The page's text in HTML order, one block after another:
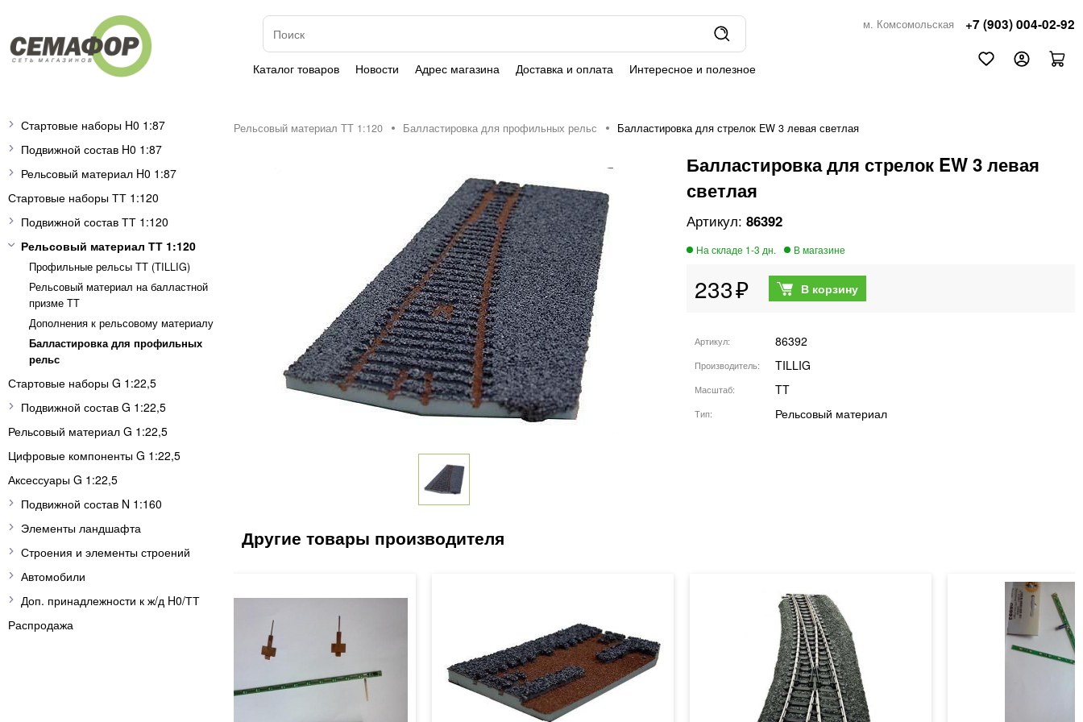
Каталог товаров Новости Адрес магазина Доставка и оплата Интересное и полезное
м. Комсомольская +7 (903) 004-02-92
Стартовые наборы H0 1:87
Подвижной состав H0 1:87
Рельсовый материал H0 1:87
Стартовые наборы ТТ 1:120
Подвижной состав ТТ 1:120
Рельсовый материал ТТ 1:120
Профильные рельсы ТТ (ТILLIG)
Рельсовый материал на балластной
призме TT
Дополнения к рельсовому материалу
Балластировка для профильных
рельс
Стартовые наборы G 1:22,5
Подвижной состав G 1:22,5
Рельсовый материал G 1:22,5
Цифровые компоненты G 1:22,5
Аксессуары G 1:22,5
Подвижной состав N 1:160
Элементы ландшафта
Строения и элементы строений
Автомобили
Доп. принадлежности к ж/д H0/ТТ
Распродажа
Рельсовый материал ТТ 1:120 Балластировка для профильных рельс Балластировка для стрелок EW 3 левая светлая
Балластировка для стрелок EW 3 левая
светлая
86392
233
Артикул 86392
Производитель TILLIG
Масштаб TT
Тип Рельсовый материал